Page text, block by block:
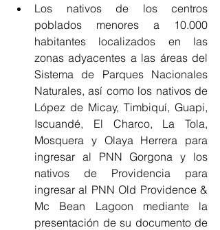
Los nativos de los centros
poblados menores a 10.000
habitantes localizados en las
zonas adyacentes a las áreas del
Sistema de Parques Nacionales
Naturales, así como los nativos de
López de Micay, Timbiquí, Guapi,
Iscuandé, El Charco, La Tola,
Mosquera y Olaya Herrera para
ingresar al PNN Gorgona y los
nativos de Providencia para
ingresar al PNN Old Providence &
Mc Bean Lagoon mediante la
presentación de su documento de